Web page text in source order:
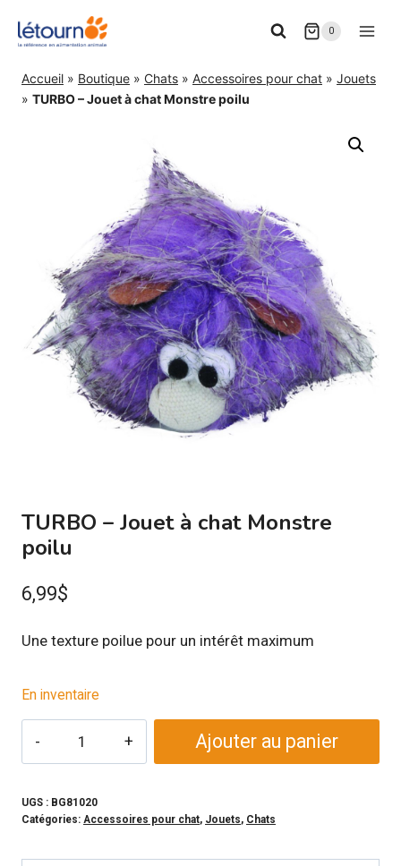
0
Accueil » Boutique » Chats » Accessoires pour chat » Jouets
» TURBO – Jouet à chat Monstre poilu
TURBO – Jouet à chat Monstre
poilu
6,99$
Une texture poilue pour un intérêt maximum
En inventaire
-
Jouet
Ajouter au panier
UGS : BG81020
Catégories: Accessoires pour chat, Jouets, Chats